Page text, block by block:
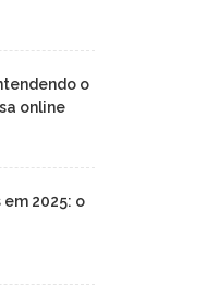
o
online
2025: o